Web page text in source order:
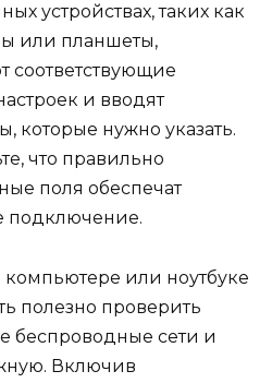
устройствах, таких как
или планшеты,
соответствующие
и вводят
которые нужно указать.
что правильно
поля обеспечат
подключение.
или ноутбуке
полезно проверить
беспроводные сети и
Включив